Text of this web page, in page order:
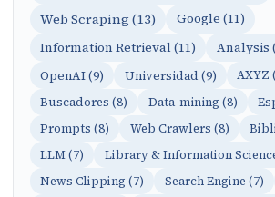
Web Scraping (13)
Google (11)
Information Retrieval (11)
Analysis
OpenAI (9) Universidad (9)
AXYZ
Buscadores (8)
Data-mining (8)
Prompts (8)
Web Crawlers (8)
LLM (7)
Library & Information
News Clipping (7)
Search Engine (7)